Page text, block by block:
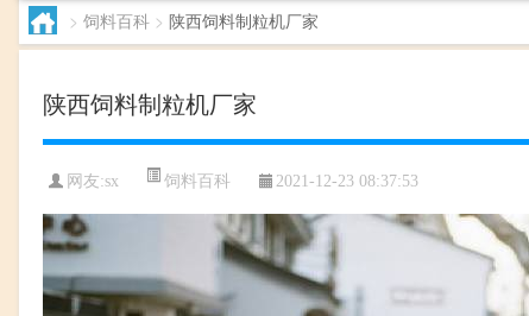
> 饲料百科 > 陕西饲料制粒机厂家
陕西饲料制粒机厂家
网友:sx 饲料百科 2021-12-23 08:37:53